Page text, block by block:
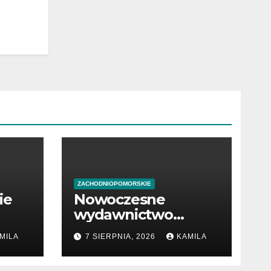
ZACHODNIOPOMORSKIE
Nowoczesne
wydawnictwo
internetowe z
książkami
7 SIERPNIA, 2026 KAMILA